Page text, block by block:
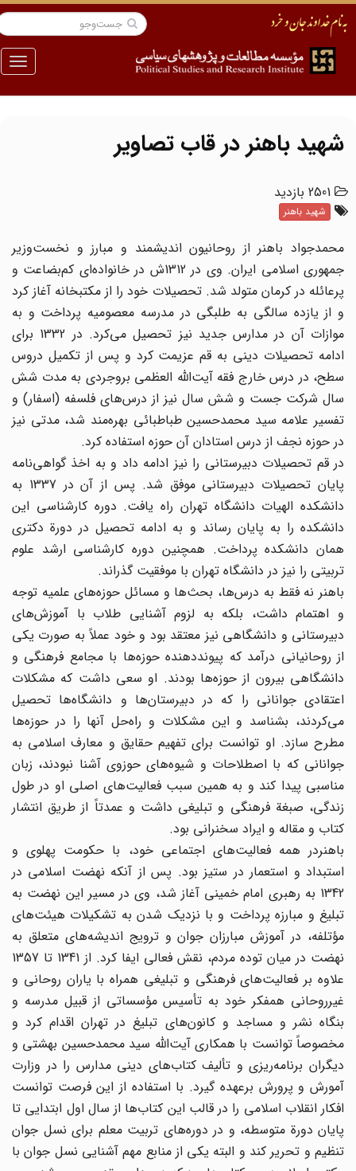
منو
شهید باهنر در قاب تصاویر
2501 بازدید
شهید باهنر
محمدجواد باهنر از روحانیون اندیشمند و مبارز و نخست‌وزیر
جمهوری اسلامی ایران. وی در 1312ش در خانواده‌ای کم‌بضاعت و
پرعائله در کرمان متولد شد. تحصیلات خود را از مکتبخانه آغاز کرد
و از یازده سالگی به طلبگی در مدرسه معصومیه پرداخت و به
موازات آن در مدارس جدید نیز تحصیل می‌کرد. در 1332 برای
ادامه تحصیلات دینی به قم عزیمت کرد و پس از تکمیل دروس
سطح، در درس خارج فقه آیت‌الله العظمی بروجردی به مدت شش
سال شرکت جست و شش سال نیز از درس‌های فلسفه (اسفار) و
تفسیر علامه سید محمدحسین طباطبائی بهره‌مند شد، مدتی نیز
در حوزه نجف از درس استادان آن حوزه استفاده کرد.
در قم تحصیلات دبیرستانی را نیز ادامه داد و به اخذ گواهی‌نامه
پایان تحصیلات دبیرستانی موفق شد. پس از آن در 1337 به
دانشکده الهیات دانشگاه تهران راه یافت. دوره کارشناسی این
دانشکده را به پایان رساند و به ادامه تحصیل در دورة دکتری
همان دانشکده پرداخت. همچنین دوره کارشناسی ارشد علوم
تربیتی را نیز در دانشگاه تهران با موفقیت گذراند.
باهنر نه فقط به درس‌ها، بحث‌ها و مسائل حوزه‌های علمیه توجه
و اهتمام داشت، بلکه به لزوم آشنایی طلاب با آموزش‌های
دبیرستانی و دانشگاهی نیز معتقد بود و خود عملاً به صورت یکی
از روحانیانی درآمد که پیوند‌دهنده حوزه‌ها با مجامع فرهنگی و
دانشگاهی بیرون از حوزه‌ها بودند. او سعی داشت که مشکلات
اعتقادی جوانانی را که در دبیرستان‌ها و دانشگاه‌ها تحصیل
می‌کردند، بشناسد و این مشکلات و راه‌حل آنها را در حوزه‌ها
مطرح سازد. او توانست برای تفهیم حقایق و معارف اسلامی به
جوانانی که با اصطلاحات و شیوه‌های حوزوی آشنا نبودند، زبان
مناسبی پیدا کند و به همین سبب فعالیت‌های اصلی او در طول
زندگی، صبغة فرهنگی و تبلیغی داشت و عمدتاً از طریق انتشار
کتاب و مقاله و ایراد سخنرانی بود.
باهنردر همه فعالیت‌های اجتماعی خود، با حکومت پهلوی و
استبداد و استعمار در ستیز بود. پس از آنکه نهضت اسلامی در
1342 به رهبری امام خمینی آغاز شد، وی در مسیر این نهضت به
تبلیغ و مبارزه پرداخت و با نزدیک شدن به تشکیلات هیئت‌های
مؤتلفه، در آموزش مبارزان جوان و ترویج اندیشه‌های متعلق به
نهضت در میان توده مردم، نقش فعالی ایفا کرد. از 1341 تا 1357
علاوه بر فعالیت‌های فرهنگی و تبلیغی همراه با یاران روحانی و
غیرروحانی همفکر خود به تأسیس مؤسساتی از قبیل مدرسه و
بنگاه نشر و مساجد و کانون‌های تبلیغ در تهران اقدام کرد و
مخصوصاً توانست با همکاری آیت‌الله سید محمدحسین بهشتی و
دیگران برنامه‌ریزی و تألیف کتاب‌های دینی مدارس را در وزارت
آمورش و پرورش برعهده گیرد. با استفاده از این فرصت توانست
افکار انقلاب اسلامی را در قالب این کتاب‌ها از سال اول ابتدایی تا
پایان دورة متوسطه، و در دوره‌‌های تربیت معلم برای نسل جوان
تنظیم و تحریر کند و البته یکی از منابع مهم آشنایی نسل جوان با